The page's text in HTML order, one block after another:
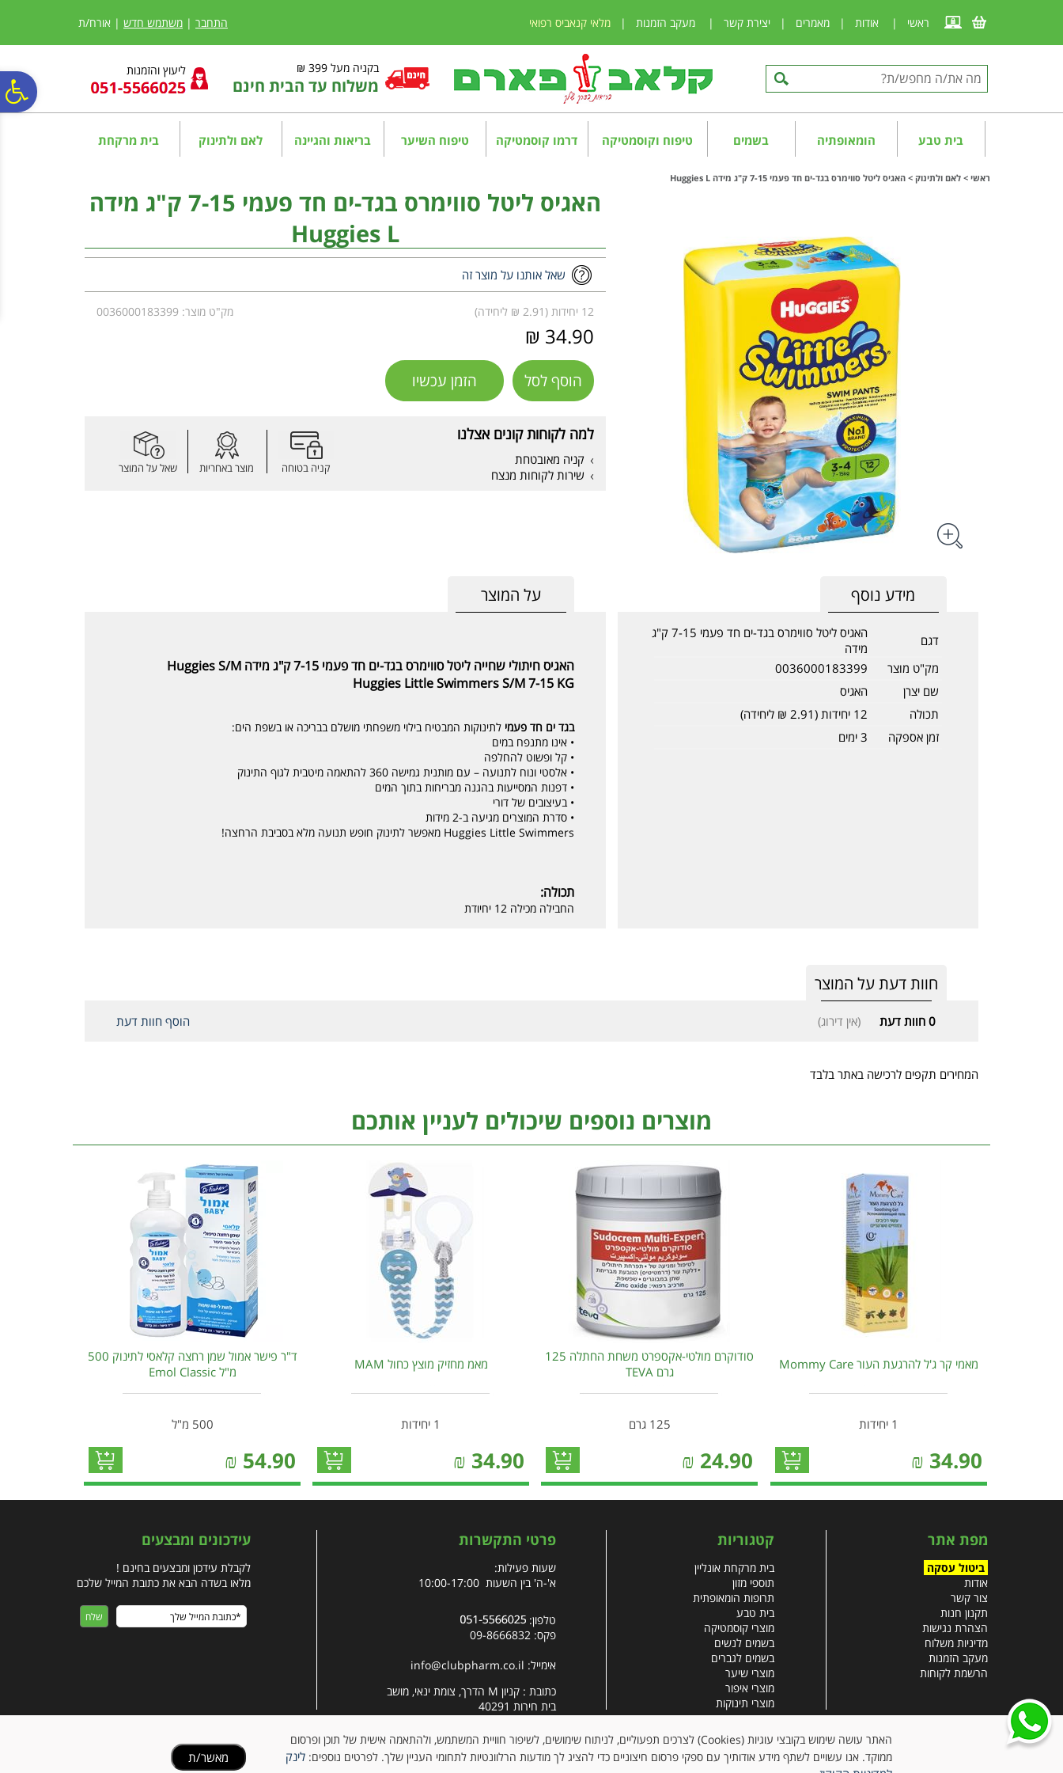
נגישות
אתר
המרכזי
ראשי | אודות | מאמרים | יצירת קשר | מעקב הזמנות | מלאי קנאביס רפואי התחבר | משתמש חדש | אורח/ת
בקניה מעל 399 ₪
משלוח עד הבית חינם
ליעוץ והזמנות
בית טבע הומאופתיה בשמים טיפוח וקוסמטיקה דרמו קוסמטיקה טיפוח השיער בריאות והגיינה לאם ולתינוק בית מרקחת
ראשי > לאם ולתינוק > ​​​​​​​האגיס ​​​​​​​ליטל סווימרס בגד-ים חד פעמי 7-15 ק"ג מידה Huggies L
​​​​​​​האגיס ​​​​​​​ליטל סווימרס בגד-ים חד פעמי 7-15 ק"ג מידה
Huggies L
שאל אותנו על מוצר זה
12 יחידות (2.91 ₪ ליחידה) מק"ט מוצר: 0036000183399
34.90 ₪
הוסף לסל הזמן עכשיו
למה לקוחות קונים אצלנו
קניה מאובטחת
שירות לקוחות מנצח
קניה בטוחה מוצר באחריות שאל על המוצר
על המוצר
האגיס חיתולי שחייה ליטל סווימרס בגד-ים חד פעמי 7-15 ק"ג מידה Huggies S/M
Huggies Little Swimmers S/M 7-15 KG
בגד ים חד פעמי לתינוקות המבטיח בילוי משפחתי מושלם בבריכה או בשפת הים:
• אינו מתנפח במים
• קל ופשוט להחלפה
• אלסטי ונוח לתנועה – עם מותנית גמישה 360 להתאמה מיטבית לגוף התינוק
• דפנות המסייעות בהגנה מבריחות בתוך המים
• בעיצובים של דורי
• סדרת המוצרים מגיעה ב-2 מידות
Huggies Little Swimmers מאפשר לתינוק חופש תנועה מלא בסביבת הרחצה!
תכולה:
החבילה מכילה 12 יחיודת
מידע נוסף
דגם
האגיס ליטל סווימרס בגד-ים חד פעמי 7-15 ק"ג
מידה
מק"ט מוצר
0036000183399
שם יצרן
האגיס
תכולה
12 יחידות (2.91 ₪ ליחידה)
זמן אספקה
3 ימים
חוות דעת על המוצר
0 חוות דעת (אין דירוג) הוסף חוות דעת
המחירים תקפים לרכישה באתר בלבד
מוצרים נוספים שיכולים לעניין אותכם
מאמי קר ג'ל להרגעת העור Mommy Care
1 יחידות
34.90
₪
סודוקרם מולטי-אקספרט משחת החתלה 125
גרם TEVA
125 גרם
24.90
₪
מאמ מחזיק מוצץ כחול MAM
1 יחידות
34.90
₪
ד"ר פישר אמול שמן רחצה קלאסי לתינוק 500
מ"ל Emol Classic
500 מ"ל
54.90
₪
מפת אתר
ביטול עסקה
אודות
צור קשר
תקנון חנות
הצהרת נגישות
מדיניות משלוח
מעקב הזמנות
הרשמת לקוחות
קטגוריות
בית מרקחת אונליין
תוספי מזון
תרופות הומאופתית
בית טבע
מוצרי קוסמטיקה
בשמים לנשים
בשמים לגברים
מוצרי שיער
מוצרי איפור
מוצרי תינוקות
צבעי שיער
עזרים רפואיים
פרטי התקשרות
שעות פעילות:
א'-ה' בין השעות 10:00-17:00
טלפון:
פקס: 09-8666832
אימייל: info@clubpharm.co.il
כתובת : קניון M הדרך, צומת ינאי, מושב
בית חירות 40291
עידכונים ומבצעים
לקבלת עידכון ומבצעים בחינם !
מלאו בשדה הבא את כתובת המייל שלכם
האתר עושה שימוש בקובצי עוגיות (Cookies) לצרכים תפעוליים, לניתוח שימושים, לשיפור חוויית המשתמש, ולהתאמה אישית של תוכן ופרסום
ממוקד. אנו עשויים לשתף מידע אודותיך עם ספקי פרסום חיצוניים כדי להציג לך מודעות הרלוונטיות לתחומי העניין שלך. לפרטים נוספים: לינק
מאשר/ת